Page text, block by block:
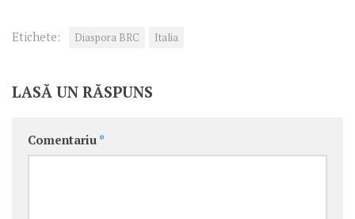
Etichete: Diaspora BRC Italia
LASĂ UN RĂSPUNS
Comentariu *